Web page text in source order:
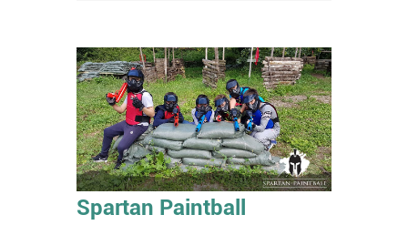
Spartan Paintball